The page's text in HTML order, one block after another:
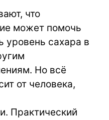
что
может помочь
уровень сахара в
Но всё
от человека,
Практический